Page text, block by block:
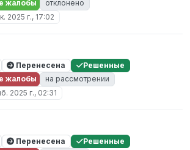
жалобы
отклонено
2025 г., 17:02
Перенесена
Решенные
жалобы
на рассмотрении
2025 г., 02:31
Перенесена Решенные